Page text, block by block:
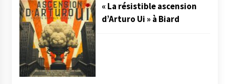
« La résistible ascension
d’Arturo Ui » à Biard